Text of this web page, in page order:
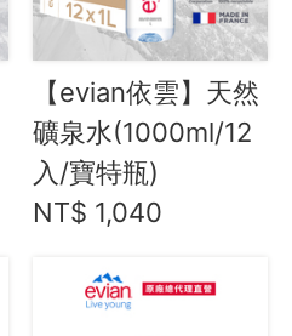
【evian依雲】天然
礦泉水(1000ml/12
入/寶特瓶)
NT$ 1,040